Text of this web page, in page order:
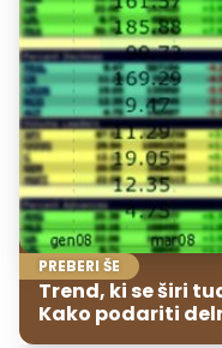
PREBERI ŠE
Trend, ki se širi
Kako podariti